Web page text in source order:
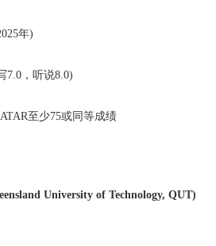
年)
7.0，听说8.0)
至少75或同等成绩
University of Technology, QUT)